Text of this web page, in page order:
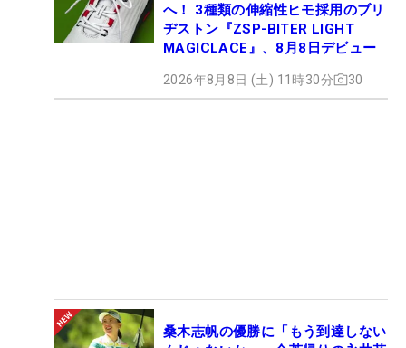
へ！ 3種類の伸縮性ヒモ採用のブリ
ヂストン『ZSP-BITER LIGHT
MAGICLACE』、8月8日デビュー
2026年8月8日 (土) 11時30分 30
桑木志帆の優勝に「もう到達しない